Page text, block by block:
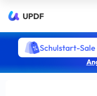
UPDF
Schulstart-Sale